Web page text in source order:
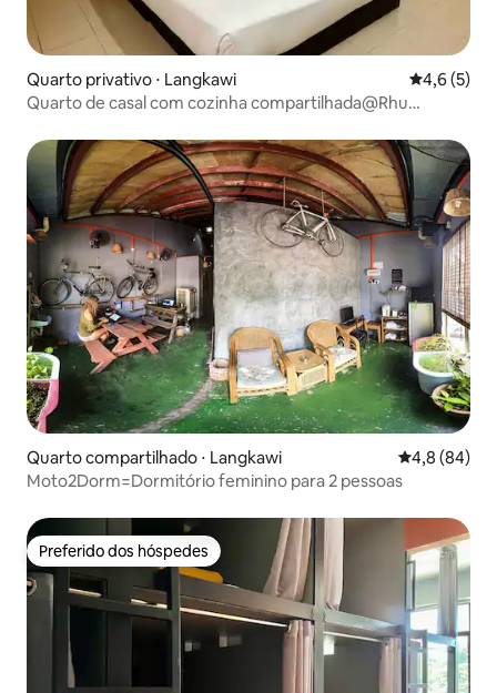
Quarto privativo ⋅ Langkawi 4,6 de
4,6 (5)
Quarto de casal com cozinha compartilhada@Rhu
Quarto compartilhado ⋅ Langkawi 4,8 de uma
4,8 (84)
Moto2Dorm=Dormitório feminino para 2 pessoas
Preferido dos hóspedes
Preferido dos hóspedes